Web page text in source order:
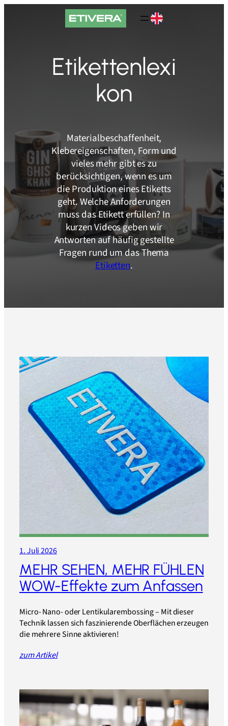
Etikettenlexi
kon
Materialbeschaffenheit,
Klebereigenschaften, Form und
vieles mehr gibt es zu
berücksichtigen, wenn es um
die Produktion eines Etiketts
geht. Welche Anforderungen
muss das Etikett erfüllen? In
kurzen Videos geben wir
Antworten auf häufig gestellte
Fragen rund um das Thema
Etiketten.
1. Juli 2026
MEHR SEHEN, MEHR FÜHLEN
WOW-Effekte zum Anfassen
Micro- Nano- oder Lentikularembossing – Mit dieser
Technik lassen sich faszinierende Oberflächen erzeugen
die mehrere Sinne aktivieren!
zum Artikel